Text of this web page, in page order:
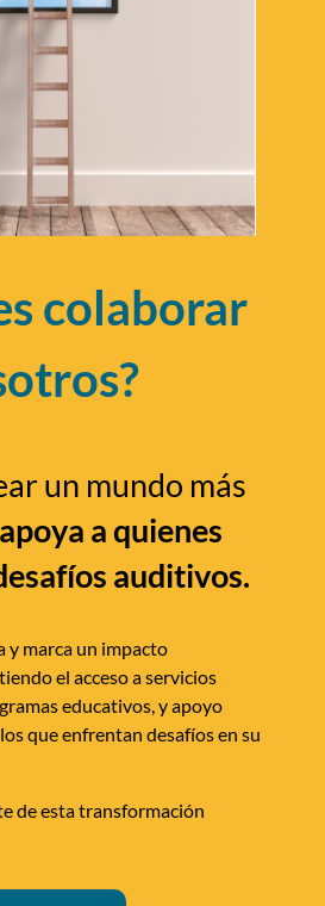
colaborar
un mundo más
apoya a quienes
auditivos.
y marca un impacto
el acceso a servicios
educativos, y apoyo
que enfrentan desafíos en su
de esta transformación